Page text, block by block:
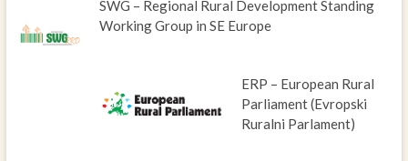
SWG – Regional Rural Development Standing
Working Group in SE Europe
ERP – European Rural
Parliament (Evropski
Ruralni Parlament)